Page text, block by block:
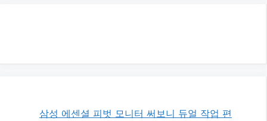
삼성 에센셜 피벗 모니터 써보니 듀얼 작업 편